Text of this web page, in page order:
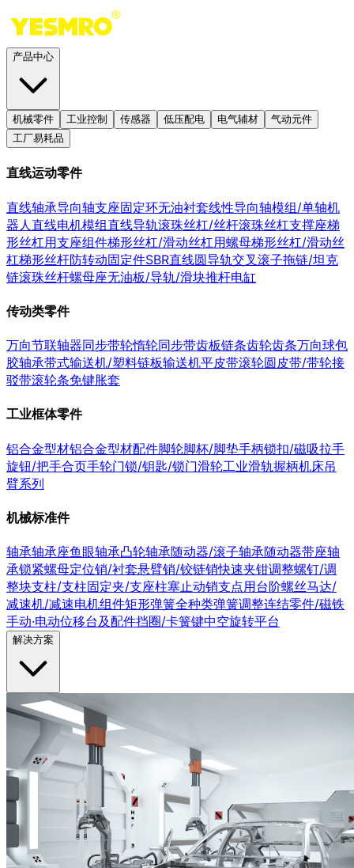
产品中心
机械零件 工业控制 传感器 低压配电 电气辅材
气动元件
工厂易耗品
直线运动零件
直线轴承导向轴支座固定环无油衬套线性导向轴模组/单轴机
器人 直线电机模组直线导轨滚珠丝杠/丝杆滚珠丝杠支撑座梯
形丝杠用支座组件梯形丝杠/滑动丝杠用螺母梯形丝杠/滑动丝
杠梯形丝杆防转动固定件SBR直线圆导轨交叉滚子拖链/坦克
链滚珠丝杆螺母座无油板/导轨/滑块推杆电缸
传动类零件
万向节联轴器同步带轮惰轮同步带齿板链条齿轮齿条万向球包
胶轴承带式输送机/塑料链板输送机平皮带滚轮圆皮带/带轮接
驳带滚轮条免键胀套
工业框体零件
铝合金型材铝合金型材配件脚轮脚杯/脚垫手柄锁扣/磁吸拉手
旋钮/把手合页手轮门锁/钥匙/锁门滑轮工业滑轨握柄机床吊
臂系列
机械标准件
轴承轴承座鱼眼轴承凸轮轴承随动器/滚子轴承随动器带座轴
承锁紧螺母定位销/衬套悬臂销/铰链销快速夹钳调整螺钉/调
整块支柱/支柱固定夹/支座柱塞止动销支点用台阶螺丝马达/
减速机/减速电机组件矩形弹簧全种类弹簧调整连结零件/磁铁
手动·电动位移台及配件挡圈/卡簧键中空旋转平台
解决方案